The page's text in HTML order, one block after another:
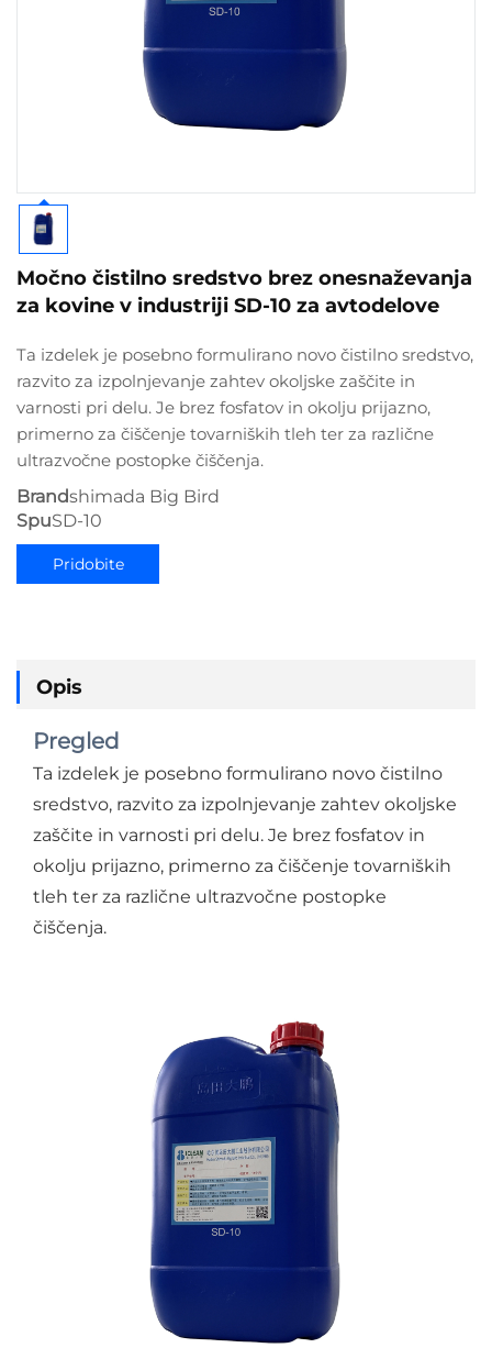
Močno čistilno sredstvo brez onesnaževanja
za kovine v industriji SD-10 za avtodelove
Ta izdelek je posebno formulirano novo čistilno sredstvo,
razvito za izpolnjevanje zahtev okoljske zaščite in
varnosti pri delu. Je brez fosfatov in okolju prijazno,
primerno za čiščenje tovarniških tleh ter za različne
ultrazvočne postopke čiščenja.
Brandshimada Big Bird
SpuSD-10
Pridobite
Opis
Pregled
Ta izdelek je posebno formulirano novo čistilno
sredstvo, razvito za izpolnjevanje zahtev okoljske
zaščite in varnosti pri delu. Je brez fosfatov in
okolju prijazno, primerno za čiščenje tovarniških
tleh ter za različne ultrazvočne postopke
čiščenja.